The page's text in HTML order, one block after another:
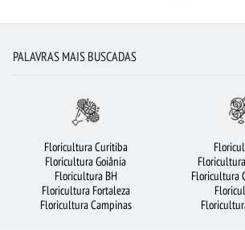
FLORICULTURA RECIFE
ROSAS AMARELAS FLORES VERMELHAS
BUQUÊ DE 20 ROSAS VERMELHAS
PALAVRAS MAIS BUSCADAS
Floricultura Curitiba
Floricultura Goiânia
Floricultura BH
Floricultura Fortaleza
Floricultura Campinas
Floricultura